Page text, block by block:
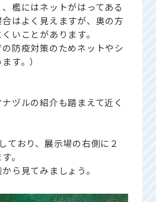
檻にはネットがはってある
はよく見えますが、奥の方
いことがあります。
の防疫対策のためネットやシ
す。）
ヅルの紹介も踏まえて近く
ており、展示場の右側に２
。
ら見てみましょう。